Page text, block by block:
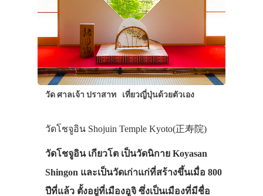
วัด ศาลเจ้า ปราสาท เที่ยวญี่ปุ่นด้วยตัวเอง
วัดโชจูอิน Shojuin Temple Kyoto(正寿院)
วัดโชจูอิน เกียวโต เป็นวัดนิกาย Koyasan
Shingon และเป็นวัดเก่าแก่ที่สร้างขึ้นเมื่อ 800
ปีที่แล้ว ตั้งอยู่ที่เมืองอูจิ ซึ่งเป็นเมืองที่มีชื่อ